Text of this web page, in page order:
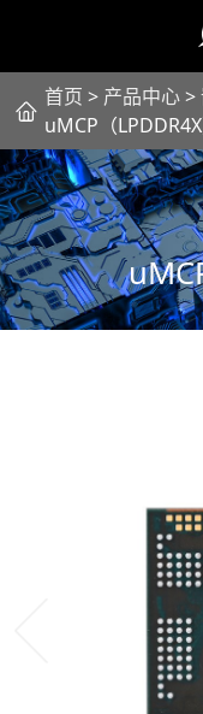
首页 > 产品中心>
uMCP（LPDDR4X